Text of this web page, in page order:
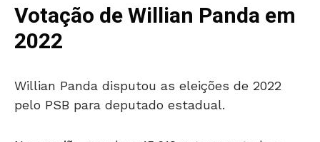
Votação de Willian Panda em
2022
Willian Panda disputou as eleições de 2022
pelo PSB para deputado estadual.